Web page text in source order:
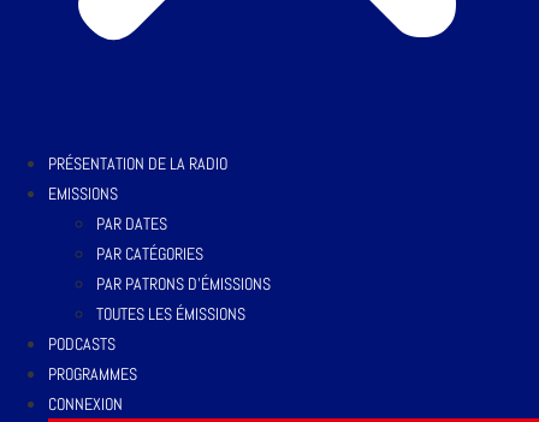
PRÉSENTATION DE LA RADIO
EMISSIONS
PAR DATES
PAR CATÉGORIES
PAR PATRONS D’ÉMISSIONS
TOUTES LES ÉMISSIONS
PODCASTS
PROGRAMMES
CONNEXION